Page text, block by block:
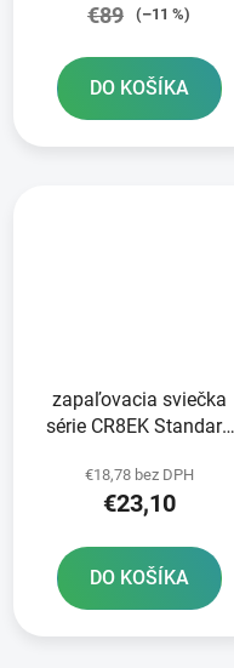
€89 (–11 %)
DO KOŠÍKA
zapaľovacia sviečka
série CR8EK Standard
€18,78 bez DPH
€23,10
DO KOŠÍKA